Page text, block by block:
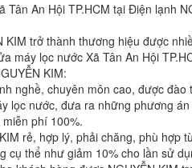
An Hội TP.HCM tại Điện lạnh
KIM trở thành thương hiệu được
máy lọc nước Xã Tân An Hội
KIM:
nghề, chuyên môn cao, được
lọc nước, đưa ra những phương
phí 100%.
rẻ, hợp lý, phải chăng, phù hợp
thể như giảm 10% cho lần sử